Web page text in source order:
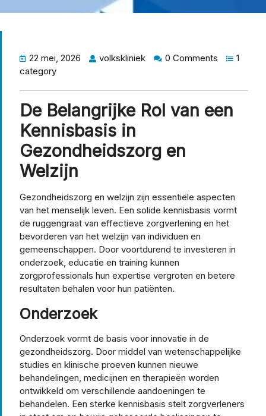
22 mei, 2026 volkskliniek 0 Comments
1
category
De Belangrijke Rol van een
Kennisbasis in
Gezondheidszorg en
Welzijn
Gezondheidszorg en welzijn zijn essentiële aspecten
van het menselijk leven. Een solide kennisbasis vormt
de ruggengraat van effectieve zorgverlening en het
bevorderen van het welzijn van individuen en
gemeenschappen. Door voortdurend te investeren in
onderzoek, educatie en training kunnen
zorgprofessionals hun expertise vergroten en betere
resultaten behalen voor hun patiënten.
Onderzoek
Onderzoek vormt de basis voor innovatie in de
gezondheidszorg. Door middel van wetenschappelijke
studies en klinische proeven kunnen nieuwe
behandelingen, medicijnen en therapieën worden
ontwikkeld om verschillende aandoeningen te
behandelen. Een sterke kennisbasis stelt zorgverleners